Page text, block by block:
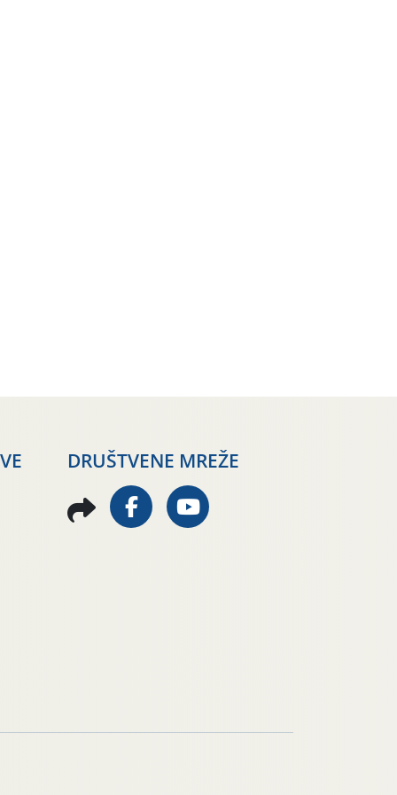
DRUŠTVENE MREŽE